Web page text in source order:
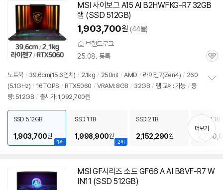
MSI 사이보그 A15 AI B2HWFKG-R7 32GB
램 (SSD 512GB)
1,903,700원 (44몰)
브랜드로그
25.08. 등록
관
노트북 / 39.6cm(15.6인치) / 2.1kg / 250nit / AMD / 라이젠7(Zen4) / 260
(5.1GHz) / 16TOPS / RTX5060 / VRAM: 8GB / 32GB / 램 교체: 가능 / 용
량: 512GB / 출시가: 1,092,700원
치
기
1위
SSD 512GB
1,903,700원
2위
SSD 1TB
1,998,900원
SSD 2TB
2,152,290원
SSD 4TB
더보기
MSI GF시리즈 소드 GF66 A AI B8VF-R7 W
IN11 (SSD 512GB)